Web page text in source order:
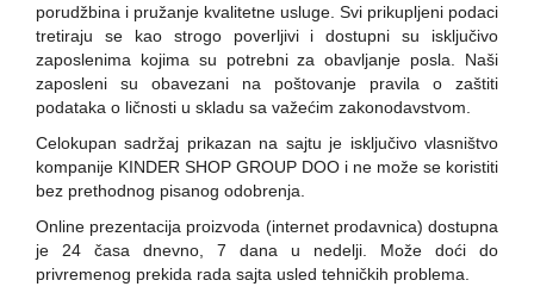
NAŠ PREVOZ
porudžbina i pružanje kvalitetne usluge. Svi prikupljeni podaci
tretiraju se kao strogo poverljivi i dostupni su isključivo
zaposlenima kojima su potrebni za obavljanje posla. Naši
zaposleni su obavezani na poštovanje pravila o zaštiti
podataka o ličnosti u skladu sa važećim zakonodavstvom.
Celokupan sadržaj prikazan na sajtu je isključivo vlasništvo
kompanije KINDER SHOP GROUP DOO i ne može se koristiti
bez prethodnog pisanog odobrenja.
Online prezentacija proizvoda (internet prodavnica) dostupna
je 24 časa dnevno, 7 dana u nedelji. Može doći do
privremenog prekida rada sajta usled tehničkih problema.